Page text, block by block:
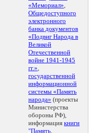
«Мемориал»,
Общедоступного
электронного
банка документов
«Подвиг Народа в
Великой
Отечественной
войне 1941-1945
гг.»,
государственной
информационной
системы «Память
народа» (проекты
Министерства
обороны РФ),
информация книги
"Память.